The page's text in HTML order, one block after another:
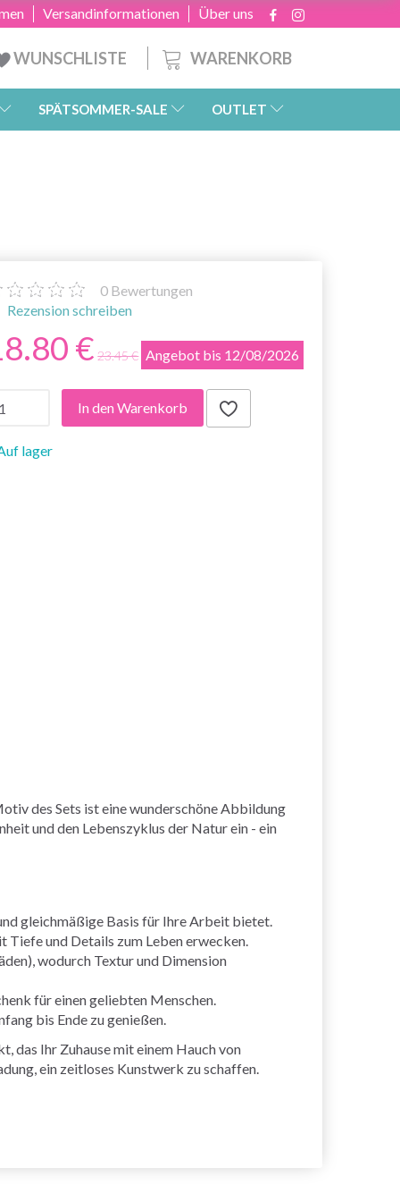
Über uns
Versandinformationen
WARENKORB
WUNSCHLISTE
SPÄTSOMMER-SALE OUTLET
0 Bewertungen
Rezension schreiben
€ 23.45 € Angebot bis 12/08/2026
In den Warenkorb
lager
des Sets ist eine wunderschöne Abbildung
und den Lebenszyklus der Natur ein - ein
gleichmäßige Basis für Ihre Arbeit bietet.
Tiefe und Details zum Leben erwecken.
wodurch Textur und Dimension
für einen geliebten Menschen.
bis Ende zu genießen.
das Ihr Zuhause mit einem Hauch von
ein zeitloses Kunstwerk zu schaffen.